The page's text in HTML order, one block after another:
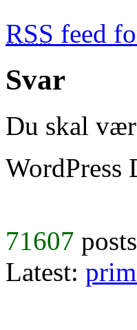
RSS feed
Svar
Du skal
71607
Latest: